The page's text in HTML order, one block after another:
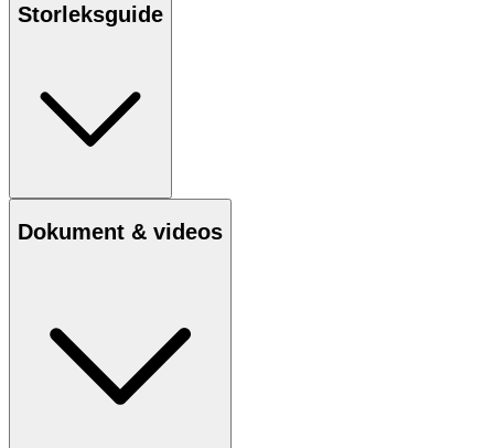
Storleksguide
Dokument & videos